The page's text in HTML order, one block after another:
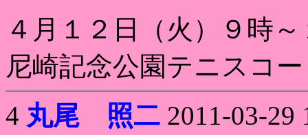
４月１２日（火）９時
尼崎記念公園テニスコ
4 丸尾 照二 2011-03-29